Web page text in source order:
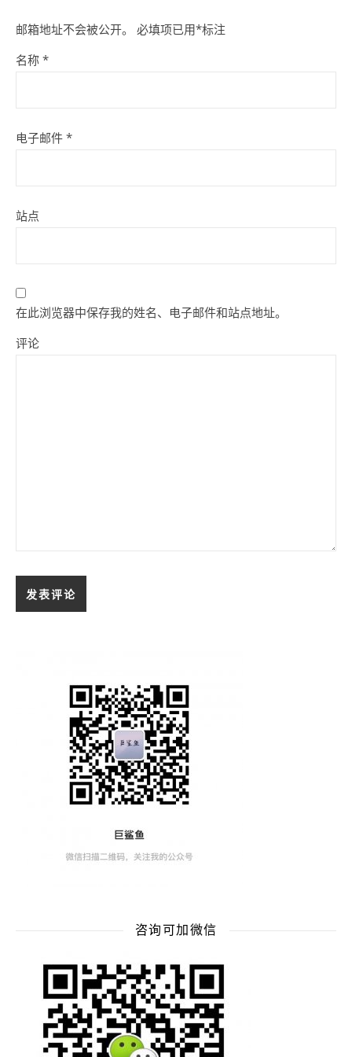
邮箱地址不会被公开。 必填项已用*标注
名称 *
电子邮件 *
站点
在此浏览器中保存我的姓名、电子邮件和站点地址。
评论
咨询可加微信